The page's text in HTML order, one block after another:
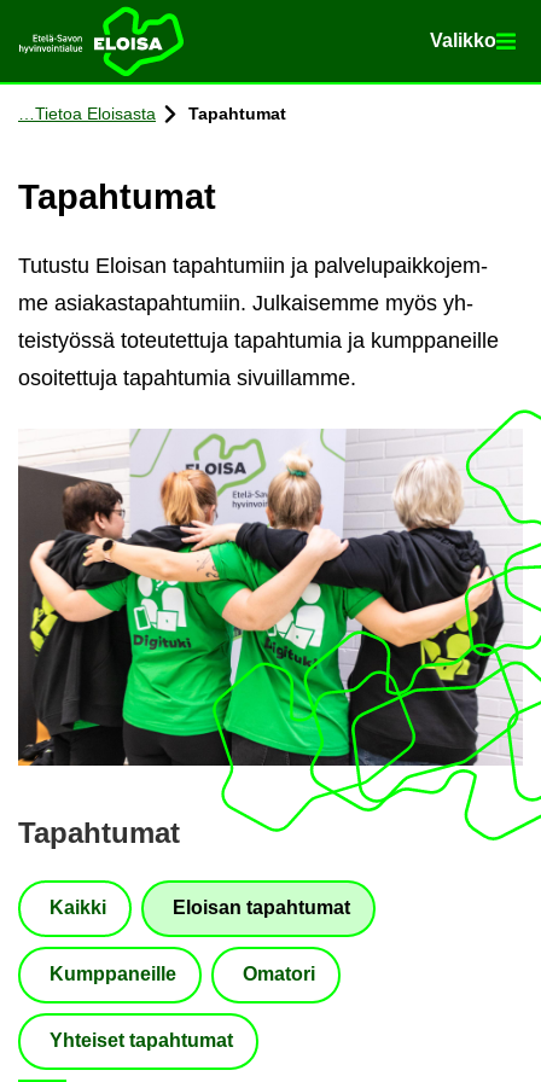
Etusi­vu Va­lik­ko
Va­lik­ko
Siir­ry si­säl­töön
Tie­toa Eloi­sas­ta Ta­pah­tu­mat
Ta­pah­tu­mat
Tu­tus­tu Eloi­san ta­pah­tu­miin ja pal­ve­lu­paik­ko­jem­
me asia­kas­ta­pah­tu­miin. Jul­kai­sem­me myös yh­
teis­työs­sä to­teu­tet­tu­ja ta­pah­tu­mia ja kump­pa­neil­le
osoi­tet­tu­ja ta­pah­tu­mia si­vuil­lam­me.
Ta­pah­tu­mat
Kaik­ki Eloi­san ta­pah­tu­mat
Kump­pa­neil­le Oma­to­ri
Yh­tei­set ta­pah­tu­mat